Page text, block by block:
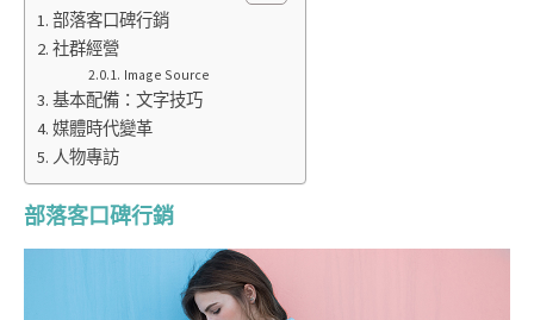
部落客口碑行銷
社群經營
Image Source
基本配備：文字技巧
媒體時代變革
人物專訪
部落客口碑行銷